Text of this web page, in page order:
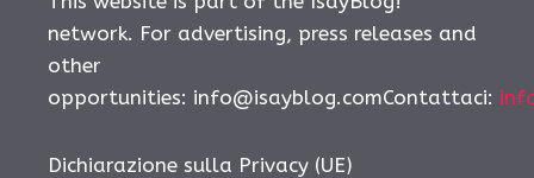
network. For advertising, press releases and
other
opportunities: info@isayblog.comContattaci:
Dichiarazione sulla Privacy (UE)